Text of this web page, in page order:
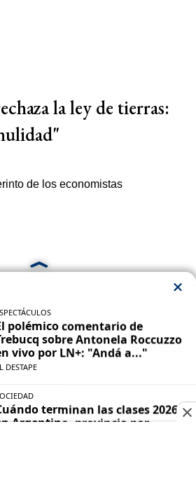
la ley de tierras:
economistas